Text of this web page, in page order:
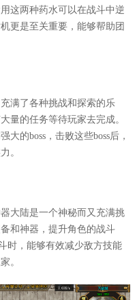
这两种药水可以在战斗中逆
更是至关重要，能够帮助团
满了各种挑战和探索的乐
量的任务等待玩家去完成。
的boss，击败这些boss后，
。
大陆是一个神秘而又充满挑
和神器，提升角色的战斗
时，能够有效减少敌方技能
。